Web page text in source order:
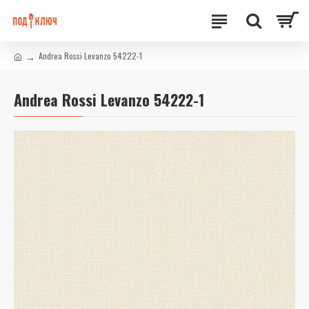
Andrea Rossi Levanzo 54222-1
Andrea Rossi Levanzo 54222-1